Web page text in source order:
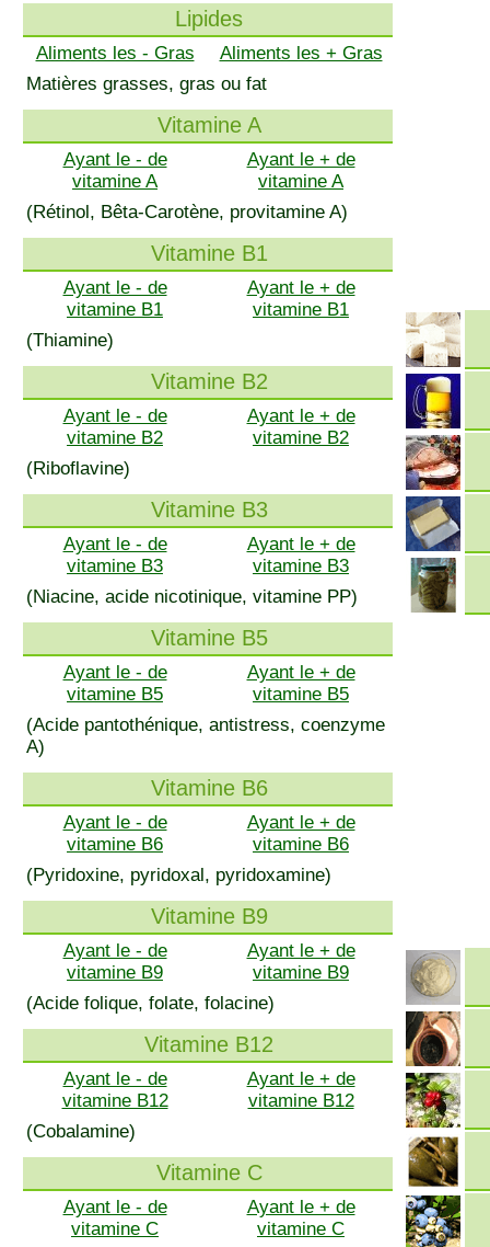
Lipides
Aliments les - Gras
Aliments les + Gras
Matières grasses, gras ou fat
Vitamine A
Ayant le - de
vitamine A
Ayant le + de
vitamine A
(Rétinol, Bêta-Carotène, provitamine A)
Vitamine B1
Ayant le - de
vitamine B1
Ayant le + de
vitamine B1
(Thiamine)
Vitamine B2
Ayant le - de
vitamine B2
Ayant le + de
vitamine B2
(Riboflavine)
Vitamine B3
Ayant le - de
vitamine B3
Ayant le + de
vitamine B3
(Niacine, acide nicotinique, vitamine PP)
Vitamine B5
Ayant le - de
vitamine B5
Ayant le + de
vitamine B5
(Acide pantothénique, antistress, coenzyme
A)
Vitamine B6
Ayant le - de
vitamine B6
Ayant le + de
vitamine B6
(Pyridoxine, pyridoxal, pyridoxamine)
Vitamine B9
Ayant le - de
vitamine B9
Ayant le + de
vitamine B9
(Acide folique, folate, folacine)
Vitamine B12
Ayant le - de
vitamine B12
Ayant le + de
vitamine B12
(Cobalamine)
Vitamine C
Ayant le - de
vitamine C
Ayant le + de
vitamine C